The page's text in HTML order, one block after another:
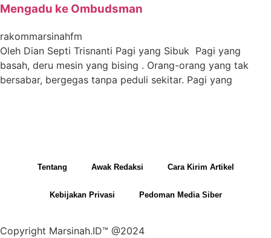
Mengadu ke Ombudsman
rakommarsinahfm
Oleh Dian Septi Trisnanti Pagi yang Sibuk Pagi yang
basah, deru mesin yang bising . Orang-orang yang tak
bersabar, bergegas tanpa peduli sekitar. Pagi yang
Tentang Awak Redaksi Cara Kirim Artikel
Kebijakan Privasi Pedoman Media Siber
Copyright Marsinah.ID™ @2024